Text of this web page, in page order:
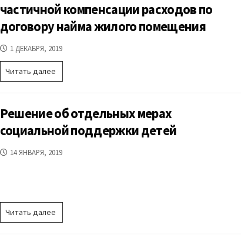
частичной компенсации расходов по
договору найма жилого помещения
ДАТА
ПУБЛИКАЦИИ
1 ДЕКАБРЯ, 2019
Читать далееПостановление
об
предоставления
мер
социальной
поддержки
в
виде
Решение об отдельных мерах
социальной поддержки детей
ДАТА
14 ЯНВАРЯ, 2019
Читать далееРешение
об